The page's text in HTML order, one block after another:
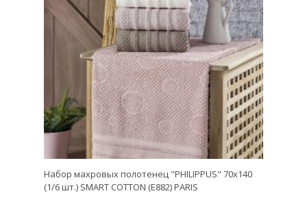
Набор махровых полотенец "PHILIPPUS" 70х140
(1/6 шт.) SMART COTTON (E882) PARIS